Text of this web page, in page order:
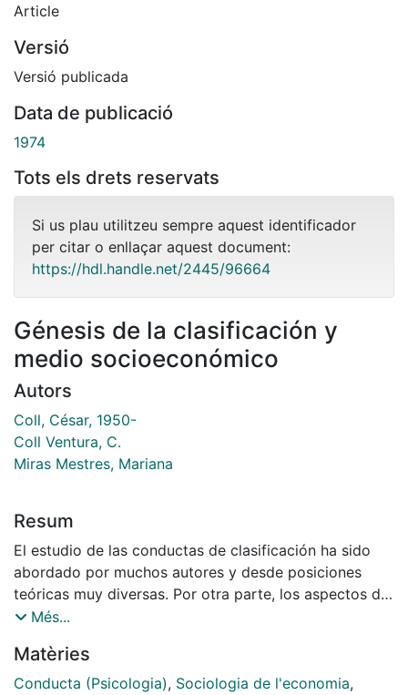
Article
Versió
Versió publicada
Data de publicació
1974
Tots els drets reservats
Si us plau utilitzeu sempre aquest identificador
per citar o enllaçar aquest document:
https://hdl.handle.net/2445/96664
Génesis de la clasificación y
medio socioeconómico
Autors
Coll, César, 1950-
Coll Ventura, C.
Miras Mestres, Mariana
Resum
El estudio de las conductas de clasificación ha sido
abordado por muchos autores y desde posiciones
teóricas muy diversas. Por otra parte, los aspectos de
este tipo de conductas que han interesado a los
Més...
Matèries
Conducta (Psicologia), Sociologia de l'economia,